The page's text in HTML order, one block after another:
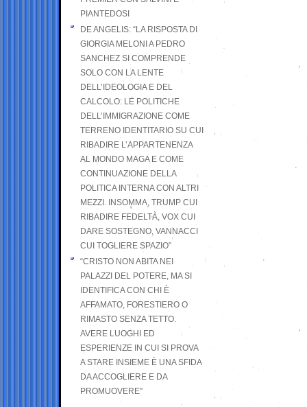
PIANTEDOSI
DE ANGELIS: “LA RISPOSTA DI
GIORGIA MELONI A PEDRO
SANCHEZ SI COMPRENDE
SOLO CON LA LENTE
DELL’IDEOLOGIA E DEL
CALCOLO: LE POLITICHE
DELL’IMMIGRAZIONE COME
TERRENO IDENTITARIO SU CUI
RIBADIRE L’APPARTENENZA
AL MONDO MAGA E COME
CONTINUAZIONE DELLA
POLITICA INTERNA CON ALTRI
MEZZI. INSOMMA, TRUMP CUI
RIBADIRE FEDELTÀ, VOX CUI
DARE SOSTEGNO, VANNACCI
CUI TOGLIERE SPAZIO”
“CRISTO NON ABITA NEI
PALAZZI DEL POTERE, MA SI
IDENTIFICA CON CHI È
AFFAMATO, FORESTIERO O
RIMASTO SENZA TETTO.
AVERE LUOGHI ED
ESPERIENZE IN CUI SI PROVA
A STARE INSIEME È UNA SFIDA
DA ACCOGLIERE E DA
PROMUOVERE”